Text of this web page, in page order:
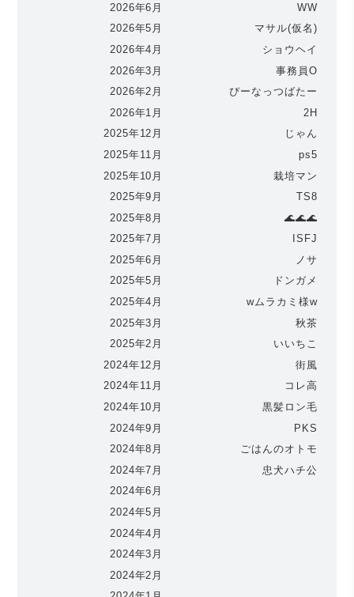
2026年6月
2026年5月
2026年4月
2026年3月
2026年2月
2026年1月
2025年12月
2025年11月
2025年10月
2025年9月
2025年8月
2025年7月
2025年6月
2025年5月
2025年4月
2025年3月
2025年2月
2024年12月
2024年11月
2024年10月
2024年9月
2024年8月
2024年7月
2024年6月
2024年5月
2024年4月
2024年3月
2024年2月
WW
マサル(仮名)
ショウヘイ
事務員O
ぴーなっつばたー
2H
じゃん
ps5
栽培マン
TS8
🌊🌊🌊
ISFJ
ノサ
ドンガメ
wムラカミ様w
秋茶
いいちこ
街風
コレ高
黒髪ロン毛
PKS
ごはんのオトモ
忠犬ハチ公